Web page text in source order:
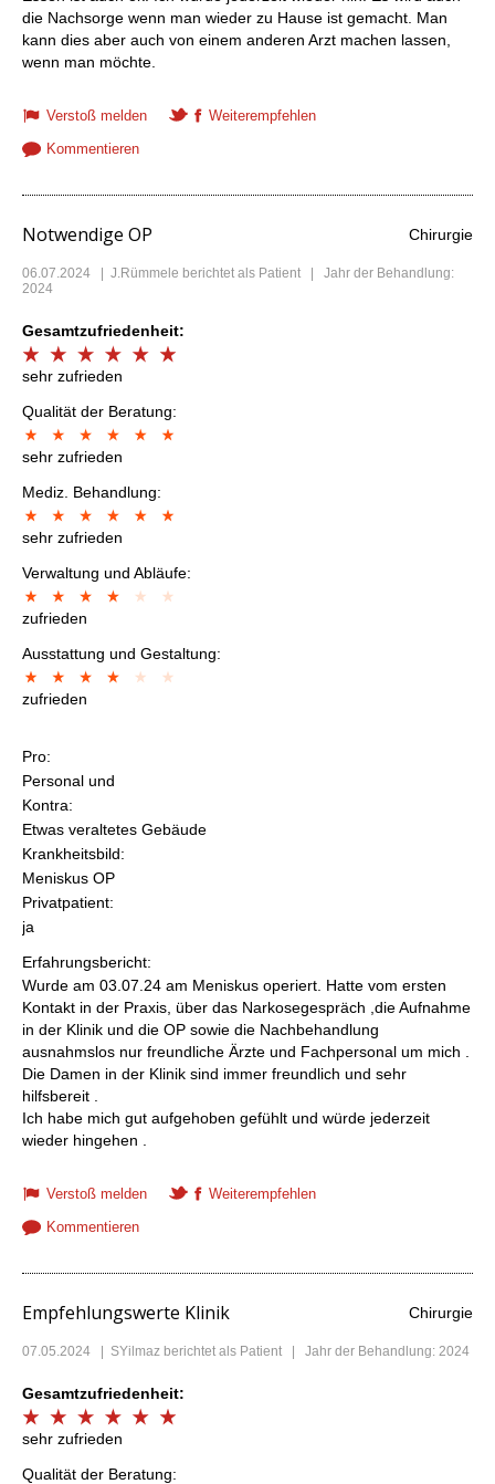
die Nachsorge wenn man wieder zu Hause ist gemacht. Man
kann dies aber auch von einem anderen Arzt machen lassen,
wenn man möchte.
Verstoß melden
Weiterempfehlen
Kommentieren
Notwendige OP Chirurgie
06.07.2024 J.Rümmele berichtet als Patient | Jahr der Behandlung:
2024
Gesamtzufriedenheit:
sehr zufrieden
Qualität der Beratung:
sehr zufrieden
Mediz. Behandlung:
sehr zufrieden
Verwaltung und Abläufe:
zufrieden
Ausstattung und Gestaltung:
zufrieden
Pro:
Personal und
Kontra:
Etwas veraltetes Gebäude
Krankheitsbild:
Meniskus OP
Privatpatient:
ja
Erfahrungsbericht:
Wurde am 03.07.24 am Meniskus operiert. Hatte vom ersten
Kontakt in der Praxis, über das Narkosegespräch ,die Aufnahme
in der Klinik und die OP sowie die Nachbehandlung
ausnahmslos nur freundliche Ärzte und Fachpersonal um mich .
Die Damen in der Klinik sind immer freundlich und sehr
hilfsbereit .
Ich habe mich gut aufgehoben gefühlt und würde jederzeit
wieder hingehen .
Verstoß melden
Weiterempfehlen
Kommentieren
Empfehlungswerte Klinik Chirurgie
07.05.2024 SYilmaz berichtet als Patient | Jahr der Behandlung: 2024
Gesamtzufriedenheit:
sehr zufrieden
Qualität der Beratung: